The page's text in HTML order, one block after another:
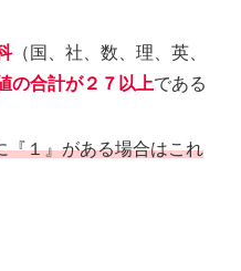
（国、社、数、理、英、
の合計が２７以上である
１』がある場合はこれ